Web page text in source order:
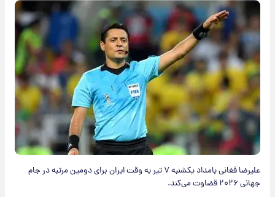
علیرضا فغانی بامداد یکشنبه ۷ تیر به وقت ایران برای دومین مرتبه در جام
جهانی ۲۰۲۶ قضاوت می‌کند.